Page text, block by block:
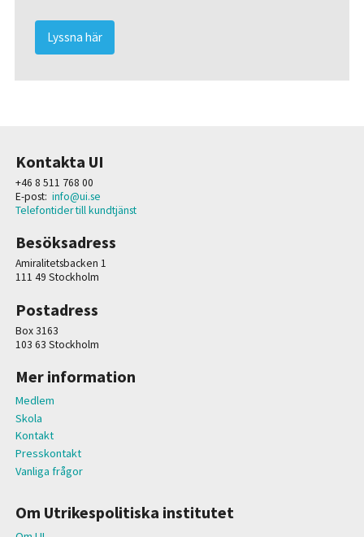
Lyssna här
Kontakta UI
+46 8 511 768 00
E-post: info@ui.se
Telefontider till kundtjänst
Besöksadress
Amiralitetsbacken 1
111 49 Stockholm
Postadress
Box 3163
103 63 Stockholm
Mer information
Medlem
Skola
Kontakt
Presskontakt
Vanliga frågor
Om Utrikespolitiska institutet